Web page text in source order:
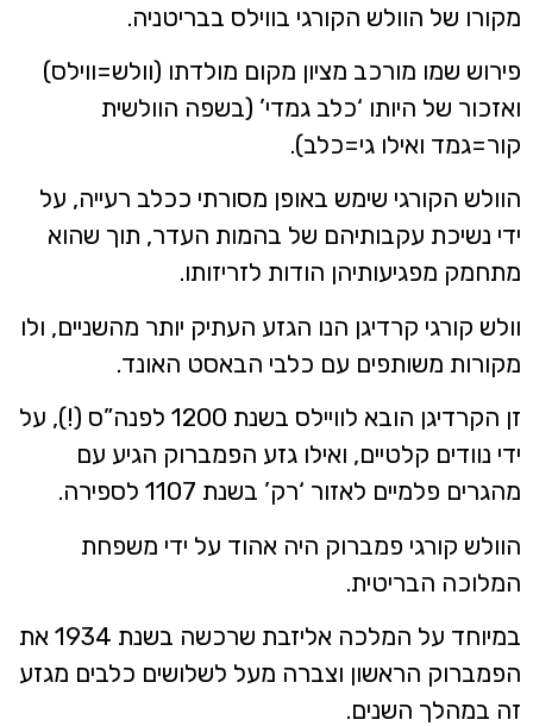
של הוולש הקורגי בווילס בבריטניה.
שמו מורכב מציון מקום מולדתו (וולש=ווילס)
של היותו ‘כלב גמדי’ (בשפה הוולשית
ואילו גי=כלב).
הקורגי שימש באופן מסורתי ככלב רעייה, על
נשיכת עקבותיהם של בהמות העדר, תוך שהוא
מפגיעותיהן הודות לזריזותו.
קורגי קרדיגן הנו הגזע העתיק יותר מהשניים, ולו
משותפים עם כלבי הבאסט האונד.
זן הקרדיגן הובא לוויילס בשנת 1200 לפנה”ס (!), על
נוודים קלטיים, ואילו גזע הפמברוק הגיע עם
פלמיים לאזור ‘רק’ בשנת 1107 לספירה.
קורגי פמברוק היה אהוד על ידי משפחת
הבריטית.
במיוחד על המלכה אליזבת שרכשה בשנת 1934 את
הראשון וצברה מעל לשלושים כלבים מגזע
במהלך השנים.